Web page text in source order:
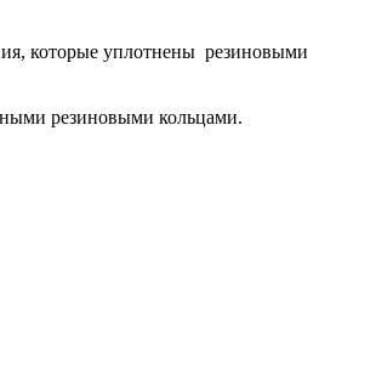
которые уплотнены резиновыми
резиновыми кольцами.